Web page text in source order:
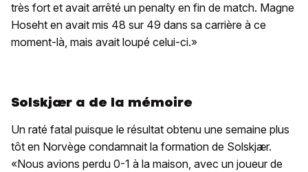
très fort et avait arrêté un penalty en fin de match. Magne
Hoseht en avait mis 48 sur 49 dans sa carrière à ce
moment-là, mais avait loupé celui-ci.»
Solskjær a de la mémoire
Un raté fatal puisque le résultat obtenu une semaine plus
tôt en Norvège condamnait la formation de Solskjær.
«Nous avions perdu 0-1 à la maison, avec un joueur de